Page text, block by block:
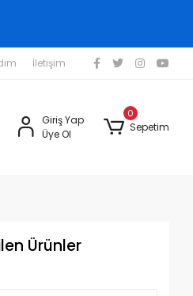
İletişim
Giriş Yap
Üye Ol
0
Sepetim
Ürünler